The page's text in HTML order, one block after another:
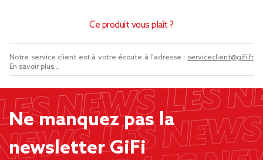
Ce produit vous plaît ?
Notre service client est à votre écoute à l'adresse : serviceclient@gifi.fr
En savoir plus...
Ne manquez pas la
newsletter GiFi